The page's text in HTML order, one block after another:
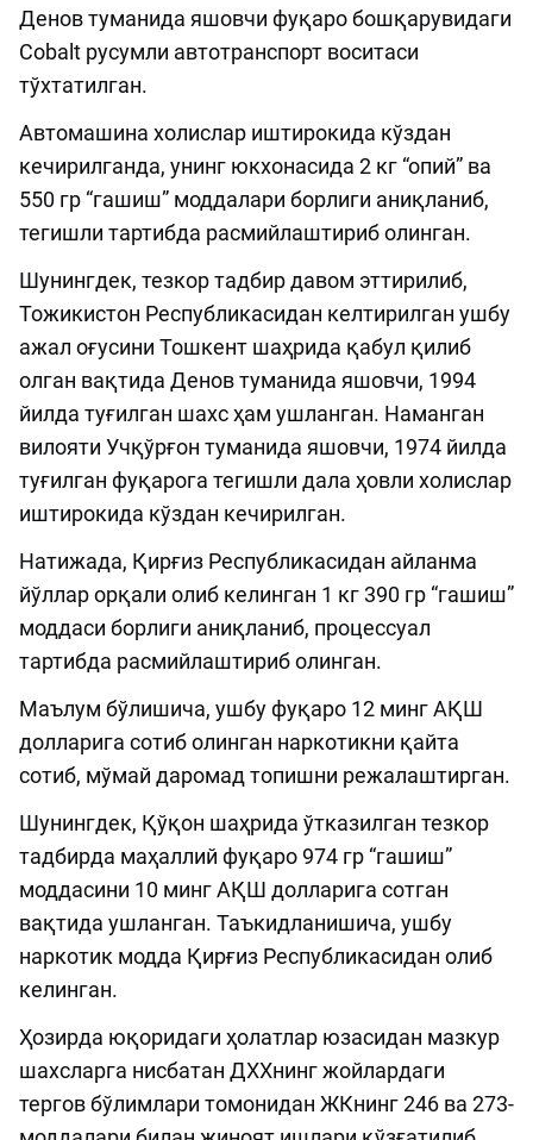
Денов туманида яшовчи фуқаро бошқарувидаги
Cobalt русумли автотранспорт воситаси
тўхтатилган.
Автомашина холислар иштирокида кўздан
кечирилганда, унинг юкхонасида 2 кг “опий” ва
550 гр “гашиш” моддалари борлиги аниқланиб,
тегишли тартибда расмийлаштириб олинган.
Шунингдек, тезкор тадбир давом эттирилиб,
Тожикистон Республикасидан келтирилган ушбу
ажал оғусини Тошкент шаҳрида қабул қилиб
олган вақтида Денов туманида яшовчи, 1994
йилда туғилган шахс ҳам ушланган. Наманган
вилояти Учқўрғон туманида яшовчи, 1974 йилда
туғилган фуқарога тегишли дала ҳовли холислар
иштирокида кўздан кечирилган.
Натижада, Қирғиз Республикасидан айланма
йўллар орқали олиб келинган 1 кг 390 гр “гашиш”
моддаси борлиги аниқланиб, процессуал
тартибда расмийлаштириб олинган.
Маълум бўлишича, ушбу фуқаро 12 минг АҚШ
долларига сотиб олинган наркотикни қайта
сотиб, мўмай даромад топишни режалаштирган.
Шунингдек, Қўқон шаҳрида ўтказилган тезкор
тадбирда маҳаллий фуқаро 974 гр “гашиш”
моддасини 10 минг АҚШ долларига сотган
вақтида ушланган. Таъкидланишича, ушбу
наркотик модда Қирғиз Республикасидан олиб
келинган.
Ҳозирда юқоридаги ҳолатлар юзасидан мазкур
шахсларга нисбатан ДХХнинг жойлардаги
тергов бўлимлари томонидан ЖКнинг 246 ва 273-